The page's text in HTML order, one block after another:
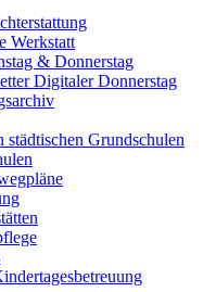
Werkstatt
& Donnerstag
Digitaler Donnerstag
städtischen Grundschulen